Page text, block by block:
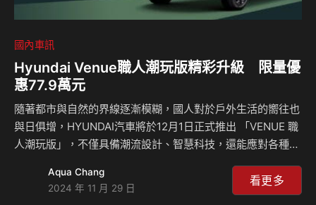
國內車訊
Hyundai Venue職人潮玩版精彩升級 限量優
惠77.9萬元
隨著都市與自然的界線逐漸模糊，國人對於戶外生活的嚮往也
與日俱增，HYUNDAI汽車將於12月1日正式推出 「VENUE 職
人潮玩版」，不僅具備潮流設計、智慧科技，還能應對各種戶
探索，還是週末郊遊的車主，VENUE都能成為完美的夥伴。
「VENUE 職人潮玩版」原價82.9萬元，限量優惠只要77.9萬
Aqua Chang
2024 年 11 月 29 日
看更多